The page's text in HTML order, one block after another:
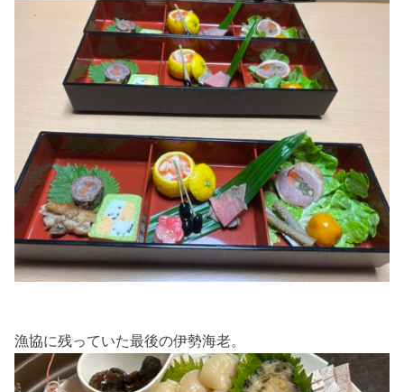
漁協に残っていた最後の伊勢海老。